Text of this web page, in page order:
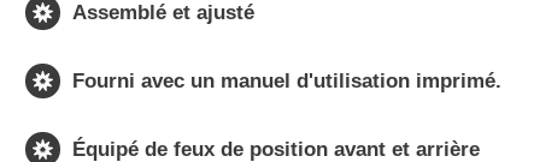
Assemblé et ajusté
Fourni avec un manuel d'utilisation imprimé.
Équipé de feux de position avant et arrière